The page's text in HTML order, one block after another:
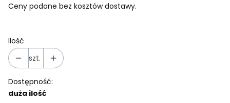
Ceny podane bez kosztów dostawy.
Ilość
szt.
Dostępność:
duża ilość